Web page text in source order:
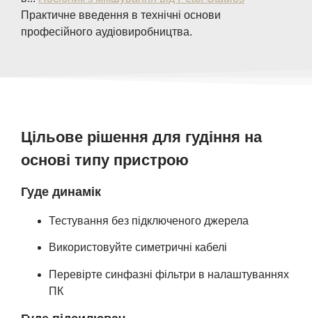
Практичне введення в технічні основи
професійного аудіовиробництва.
Цільове рішення для гудіння на
основі типу пристрою
Гуде динамік
Тестування без підключеного джерела
Використовуйте симетричні кабелі
Перевірте синфазні фільтри в налаштуваннях
ПК